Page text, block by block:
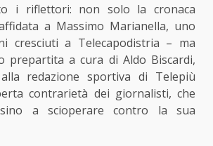
i riflettori: non solo la cronaca
a Massimo Marianella, uno
cresciuti a Telecapodistria – ma
prepartita a cura di Aldo Biscardi,
redazione sportiva di Telepiù
contrarietà dei giornalisti, che
a scioperare contro la sua